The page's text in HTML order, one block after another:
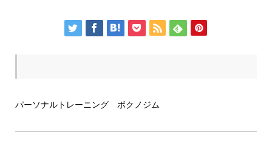
パーソナルトレーニング ボクノジム